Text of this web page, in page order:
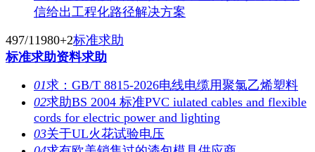
信给出工程化路径解决方案
497/11980+2标准求助
标准求助资料求助
01求：GB/T 8815-2026电线电缆用聚氯乙烯塑料
02求助BS 2004 标准PVC iulated cables and flexible
cords for electric power and lighting
03关于UL火花试验电压